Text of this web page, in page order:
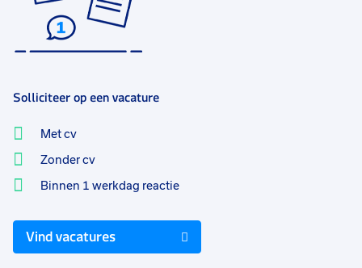
Solliciteer op een vacature
Met cv
Zonder cv
Binnen 1 werkdag reactie
Vind vacatures